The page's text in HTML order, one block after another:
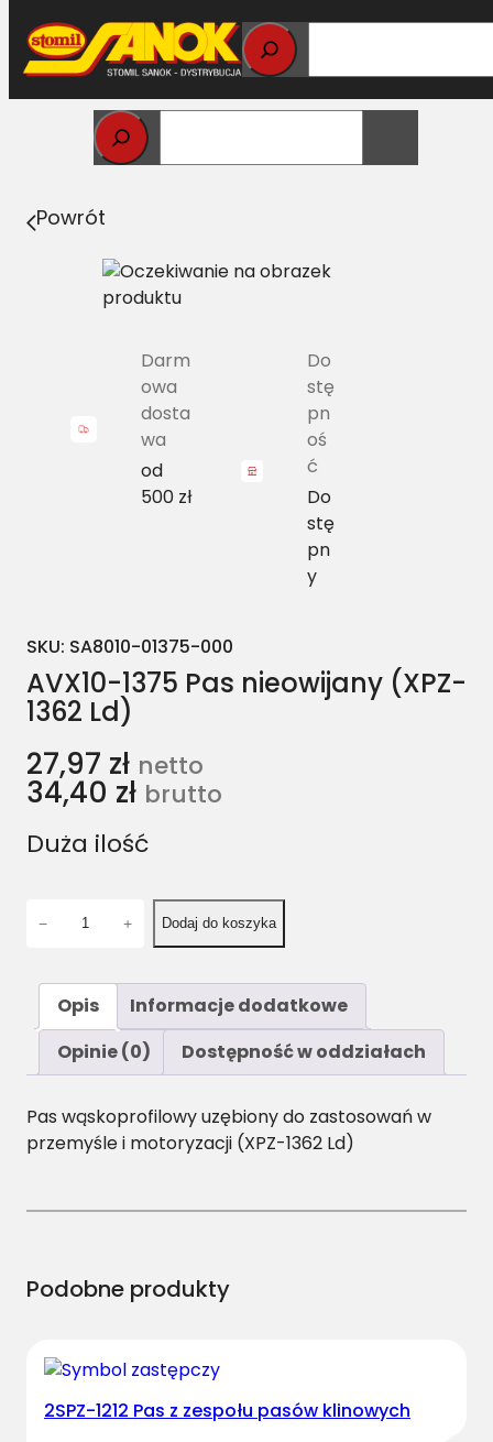
Przejdź
do
treści
Strona główna>
(XPZ-1362 Ld)
Powrót
Darm
owa
dosta
wa
od
500 zł
Do
stę
pn
oś
ć
Do
stę
pn
y
SKU: SA8010-01375-000
AVX10-1375 Pas nieowijany (XPZ-
1362 Ld)
27,97 zł netto
34,40 zł brutto
Duża ilość
V
1
0
5
− + Dodaj do koszyka
Opis
Informacje dodatkowe
Opinie (0)
Dostępność w oddziałach
Pas wąskoprofilowy uzębiony do zastosowań w
przemyśle i motoryzacji (XPZ-1362 Ld)
Podobne produkty
2SPZ-1212 Pas z zespołu pasów klinowych